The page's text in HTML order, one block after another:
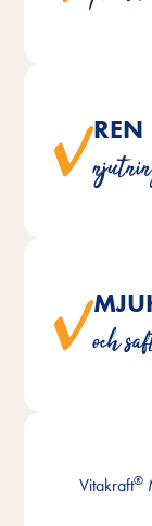
REN
MEAT BALLS
socker eller
och
MEAT
Vitakraft®